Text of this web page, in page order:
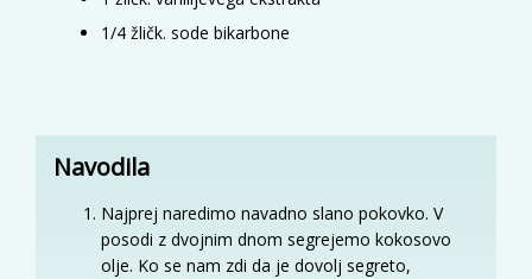
1/4 žličk. sode bikarbone
Navodila
Najprej naredimo navadno slano pokovko. V
posodi z dvojnim dnom segrejemo kokosovo
olje. Ko se nam zdi da je dovolj segreto,